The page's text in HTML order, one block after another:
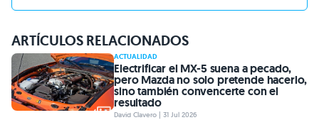
ARTÍCULOS RELACIONADOS
ACTUALIDAD
Electrificar el MX-5 suena a pecado,
pero Mazda no solo pretende hacerlo,
sino también convencerte con el
resultado
David Clavero | 31 Jul 2026